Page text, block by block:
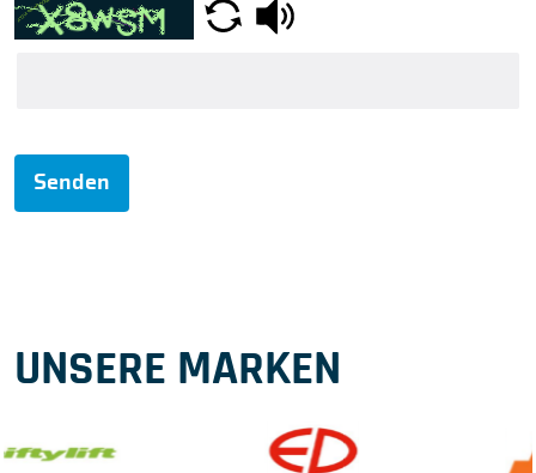
Senden
UNSERE MARKEN